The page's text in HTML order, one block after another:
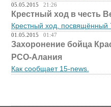
05.05.2015 21:26
Крестный ход в честь
Крестный ход,
01.05.2015 01:47
Захоронение бойца
РСО-Алания
Как сообщает 15-news.